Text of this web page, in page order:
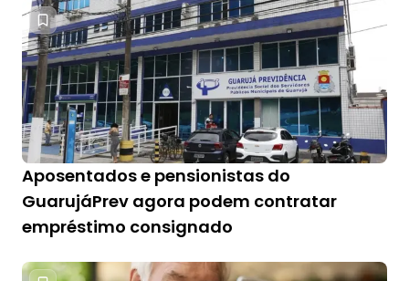
Aposentados e pensionistas do
GuarujáPrev agora podem contratar
empréstimo consignado